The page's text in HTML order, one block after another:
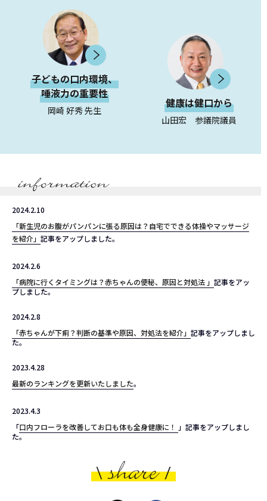
子どもの口内環境、
唾液力の重要性
岡崎 好秀 先生
健康は健口から
山田宏 参議院議員
2024.2.10
「新生児のお腹がパンパンに張る原因は？自宅でできる体操やマッサージ
を紹介」 記事をアップしました。
2024.2.6
「病院に行くタイミングは？赤ちゃんの便秘、原因と対処法 」 記事をアッ
プしました。
2024.2.8
「赤ちゃんが下痢？判断の基準や原因、対処法を紹介」 記事をアップしまし
た。
2023.4.28
最新のランキングを更新いたしました。
2023.4.3
「口内フローラを改善してお口も体も全身健康に！
」記事をアップしまし
た。